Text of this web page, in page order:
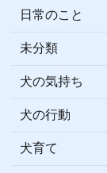
日常のこと
未分類
犬の気持ち
犬の行動
犬育て